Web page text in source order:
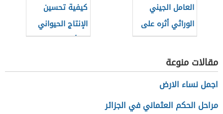
العامل الجيني
الوراثي أثره على
الطاقة الإيجابية
كيفية تحسين
الإنتاج الحيواني
بالتأثير على الغذاء
مقالات منوعة
اجمل نساء الارض
مراحل الحكم العثماني في الجزائر